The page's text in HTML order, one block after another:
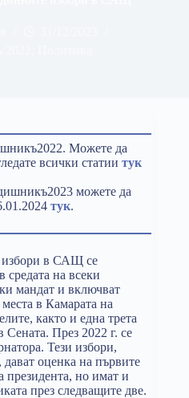
Можете да
всички статии тук
можете да
тук.
избори в САЩ се
средата на всеки
мандат и включват
в Камарата на
както и една трета
Сената. През 2022 г. се
Тези избори,
оценка на първите
президента, но имат и
през следващите две.